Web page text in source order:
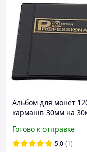
Альбом для монет
карманів 30мм на
Готово к отправке
5.0 (1)